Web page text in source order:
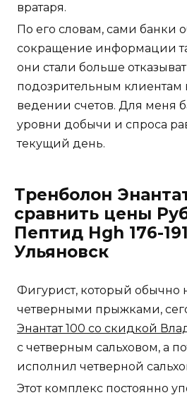
вратаря.
По его словам, сами банки
сокращение информации
они стали больше
подозрительным клиентам
ведении счетов. Для меня
уровни добычи и спроса
текущий день.
Тренболон
сравнить цены
Пептид Hgh 176-
Ульяновск
Фигурист, который обычно
четверными прыжками,
Энантат 100 со скидкой
с четверным сальховом, а
исполнил четверной
Этот комплекс постоянно